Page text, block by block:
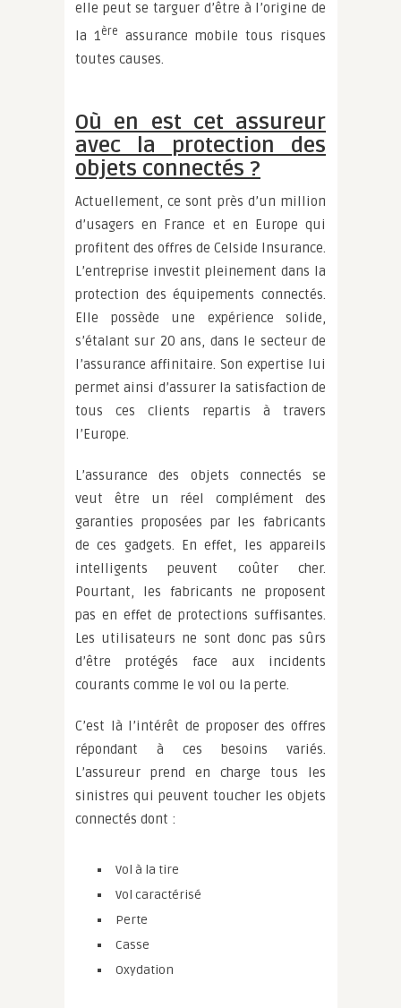
elle peut se targuer d’être à l’origine de
la 1ère assurance mobile tous risques
toutes causes.
Où en est cet assureur
avec la protection des
objets connectés ?
Actuellement, ce sont près d’un million
d’usagers en France et en Europe qui
profitent des offres de Celside Insurance.
L’entreprise investit pleinement dans la
protection des équipements connectés.
Elle possède une expérience solide,
s’étalant sur 20 ans, dans le secteur de
l’assurance affinitaire. Son expertise lui
permet ainsi d’assurer la satisfaction de
tous ces clients repartis à travers
l’Europe.
L’assurance des objets connectés se
veut être un réel complément des
garanties proposées par les fabricants
de ces gadgets. En effet, les appareils
intelligents peuvent coûter cher.
Pourtant, les fabricants ne proposent
pas en effet de protections suffisantes.
Les utilisateurs ne sont donc pas sûrs
d’être protégés face aux incidents
courants comme le vol ou la perte.
C’est là l’intérêt de proposer des offres
répondant à ces besoins variés.
L’assureur prend en charge tous les
sinistres qui peuvent toucher les objets
connectés dont :
Vol à la tire
Vol caractérisé
Perte
Casse
Oxydation